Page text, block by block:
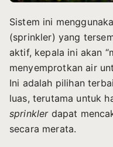
Sistem ini
(sprinkler) yang
aktif, kepala ini akan
menyemprotkan air
Ini adalah pilihan
luas, terutama untuk
sprinklerdapat
secara merata.